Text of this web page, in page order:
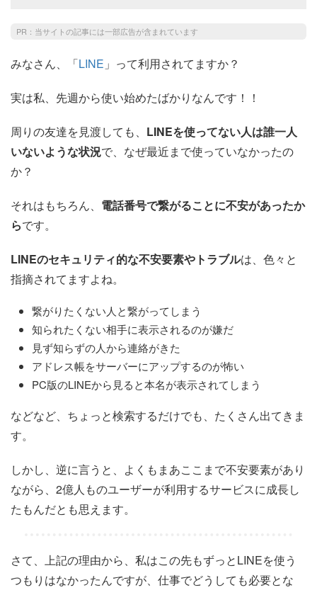
PR：当サイトの記事には一部広告が含まれています
みなさん、「LINE 」って利用されてますか？
実は私、先週から使い始めたばかりなんです！！
周りの友達を見渡しても、 LINEを使ってない人は誰一人
いないような状況で、なぜ最近まで使っていなかったの
か？
それはもちろん、 電話番号で繋がることに不安があったか
らです。
LINEのセキュリティ的な不安要素やトラブルは、色々と
指摘されてますよね。
繋がりたくない人と繋がってしまう
知られたくない相手に表示されるのが嫌だ
見ず知らずの人から連絡がきた
アドレス帳をサーバーにアップするのが怖い
PC版のLINEから見ると本名が表示されてしまう
などなど、ちょっと検索するだけでも、たくさん出てきま
す。
しかし、逆に言うと、よくもまあここまで不安要素があり
ながら、2億人ものユーザーが利用するサービスに成長し
たもんだとも思えます。
さて、上記の理由から、私はこの先もずっとLINEを使う
つもりはなかったんですが、仕事でどうしても必要とな